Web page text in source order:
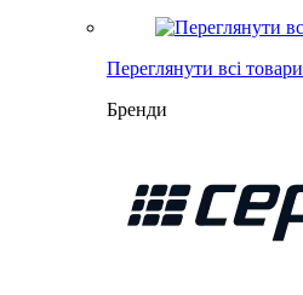
Переглянути всі товари
Бренди